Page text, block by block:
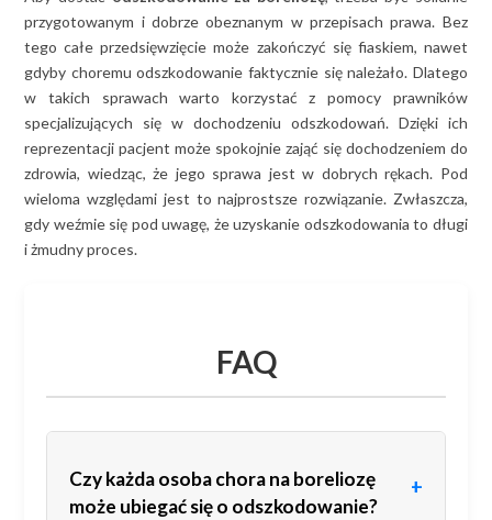
przygotowanym i dobrze obeznanym w przepisach prawa. Bez
tego całe przedsięwzięcie może zakończyć się fiaskiem, nawet
gdyby choremu odszkodowanie faktycznie się należało. Dlatego
w takich sprawach warto korzystać z pomocy prawników
specjalizujących się w dochodzeniu odszkodowań. Dzięki ich
reprezentacji pacjent może spokojnie zająć się dochodzeniem do
zdrowia, wiedząc, że jego sprawa jest w dobrych rękach. Pod
wieloma względami jest to najprostsze rozwiązanie. Zwłaszcza,
gdy weźmie się pod uwagę, że uzyskanie odszkodowania to długi
i żmudny proces.
FAQ
Czy każda osoba chora na boreliozę
może ubiegać się o odszkodowanie?